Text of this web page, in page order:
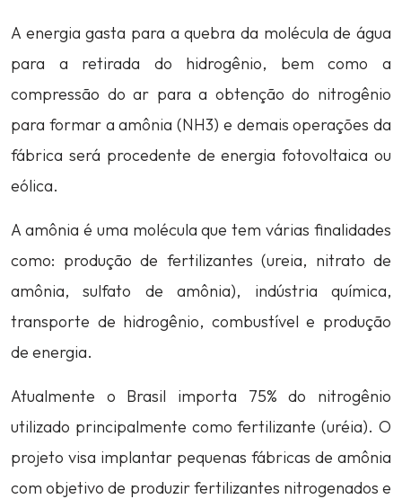
A energia gasta para a quebra da molécula de água
para a retirada do hidrogênio, bem como a
compressão do ar para a obtenção do nitrogênio
para formar a amônia (NH3) e demais operações da
fábrica será procedente de energia fotovoltaica ou
eólica.
A amônia é uma molécula que tem várias finalidades
como: produção de fertilizantes (ureia, nitrato de
amônia, sulfato de amônia), indústria química,
transporte de hidrogênio, combustível e produção
de energia.
Atualmente o Brasil importa 75% do nitrogênio
utilizado principalmente como fertilizante (uréia). O
projeto visa implantar pequenas fábricas de amônia
com objetivo de produzir fertilizantes nitrogenados e